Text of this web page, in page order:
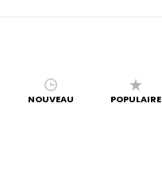
NOUVEAU POPULAIRE